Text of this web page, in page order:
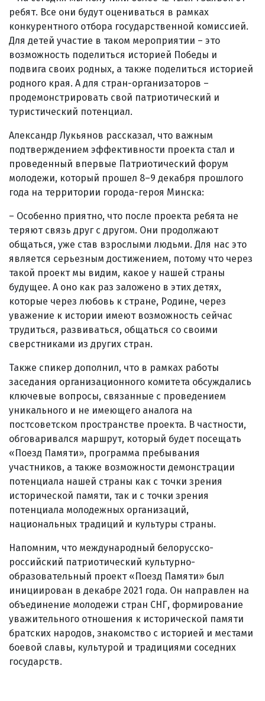
ребят. Все они будут оцениваться в рамках
конкурентного отбора государственной комиссией.
Для детей участие в таком мероприятии – это
возможность поделиться историей Победы и
подвига своих родных, а также поделиться историей
родного края. А для стран-организаторов –
продемонстрировать свой патриотический и
туристический потенциал.
Александр Лукьянов рассказал, что важным
подтверждением эффективности проекта стал и
проведенный впервые Патриотический форум
молодежи, который прошел 8–9 декабря прошлого
года на территории города-героя Минска:
– Особенно приятно, что после проекта ребята не
теряют связь друг с другом. Они продолжают
общаться, уже став взрослыми людьми. Для нас это
является серьезным достижением, потому что через
такой проект мы видим, какое у нашей страны
будущее. А оно как раз заложено в этих детях,
которые через любовь к стране, Родине, через
уважение к истории имеют возможность сейчас
трудиться, развиваться, общаться со своими
сверстниками из других стран.
Также спикер дополнил, что в рамках работы
заседания организационного комитета обсуждались
ключевые вопросы, связанные с проведением
уникального и не имеющего аналога на
постсоветском пространстве проекта. В частности,
обговаривался маршрут, который будет посещать
«Поезд Памяти», программа пребывания
участников, а также возможности демонстрации
потенциала нашей страны как с точки зрения
исторической памяти, так и с точки зрения
потенциала молодежных организаций,
национальных традиций и культуры страны.
Напомним, что международный белорусско-
российский патриотический культурно-
образовательный проект «Поезд Памяти» был
инициирован в декабре 2021 года. Он направлен на
объединение молодежи стран СНГ, формирование
уважительного отношения к исторической памяти
братских народов, знакомство с историей и местами
боевой славы, культурой и традициями соседних
государств.